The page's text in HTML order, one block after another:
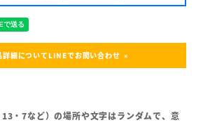
詳細についてLINEでお問い合わせ
・7など）の場所や文字はランダムで、意